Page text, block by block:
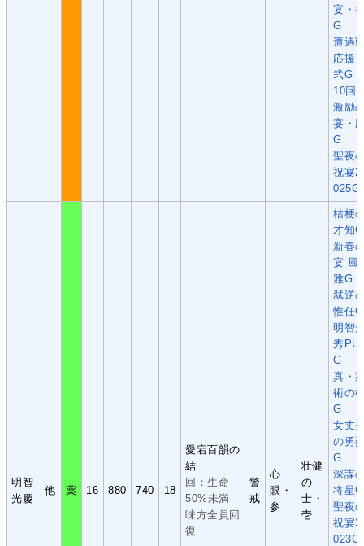
宴・
G
遭遇
応援
弐G
10回
激励
宴・
G
聖夜
祝宴2
025G
明智
光慶
他 薬 16 880 740 18
愛宕百韻の
結
回：生命
50%未満
味方全員回
復
警
戒
心
眼・
参
壮健
の
士・
壱
桔梗
才知G
新春
宴 風
雅G
弑逆
惟任G
明智
秀PU
G
真・
術の
G
女丈
の勇
G
深謀
将星G
聖夜
祝宴2
023G